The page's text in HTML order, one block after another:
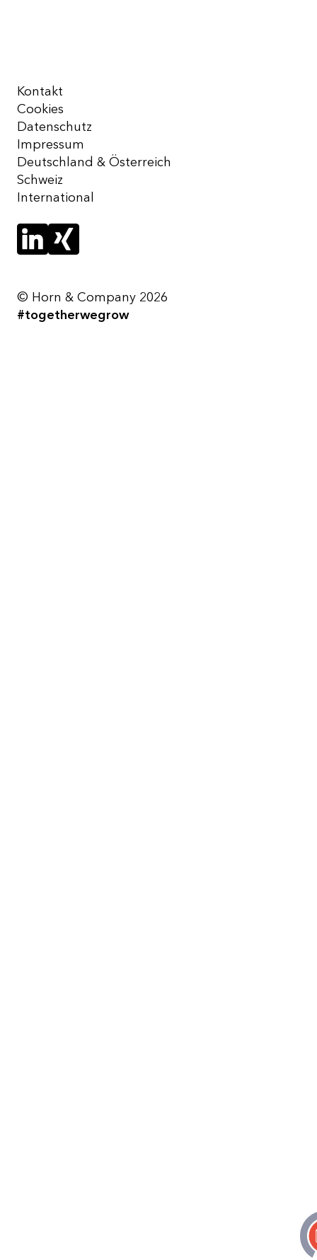
Kontakt
Cookies
Datenschutz
Impressum
Deutschland & Österreich
Schweiz
International
© Horn & Company 2026
#togetherwegrow